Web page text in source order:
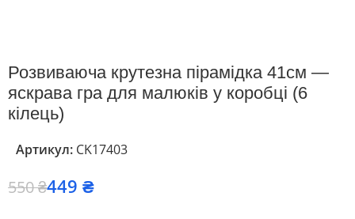
Розвиваюча крутезна пірамідка 41см —
яскрава гра для малюків у коробці (6
кілець)
Артикул: CK17403
550₴449₴